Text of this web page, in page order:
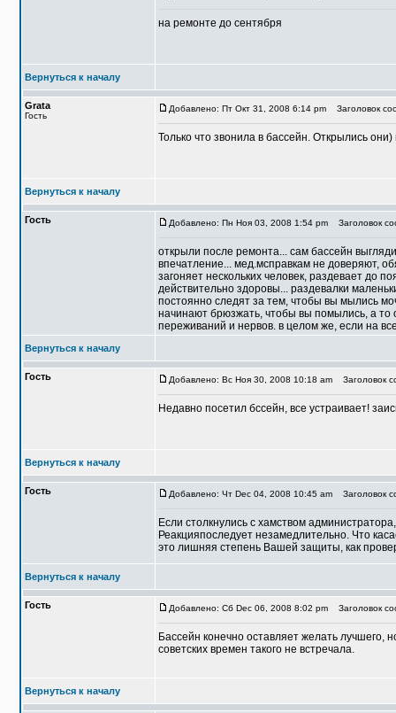
на ремонте до сентября
Вернуться к началу
Grata
Гость
Добавлено: Пт Окт 31, 2008 6:14 pm Заголовок
Только что звонила в бассейн. Открылись
Вернуться к началу
Гость Добавлено: Пн Ноя 03, 2008 1:54 pm Заголовок
открыли после ремонта... сам бассейн
впечатление... мед.мсправкам не доверяют,
загоняет нескольких человек, раздевает до
действительно здоровы... раздевалки
постоянно следят за тем, чтобы вы мылись
начинают брюзжать, чтобы вы помылись, а то
переживаний и нервов. в целом же, если на
Вернуться к началу
Гость Добавлено: Вс Ноя 30, 2008 10:18 am Заголовок
Недавно посетил бссейн, все устраивает!
Вернуться к началу
Гость Добавлено: Чт Dec 04, 2008 10:45 am Заголовок
Если столкнулись с хамством
Реакцияпоследует незамедлительно. Что
это лишняя степень Вашей защиты, как
Вернуться к началу
Гость Добавлено: Сб Dec 06, 2008 8:02 pm Заголовок
Бассейн конечно оставляет желать
советских времен такого не встречала.
Вернуться к началу